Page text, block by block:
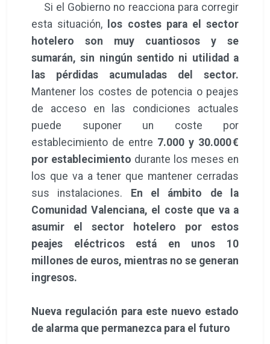
Si el Gobierno no reacciona para corregir
esta situación,
los costes para el sector
hotelero son muy cuantiosos y se
sumarán, sin ningún sentido ni utilidad a
las pérdidas acumuladas del sector.
Mantener los costes de potencia o peajes
de acceso en las condiciones actuales
puede suponer un coste por
establecimiento de entre 7.000 y 30.000 €
por establecimiento durante los meses en
los que va a tener que mantener cerradas
sus instalaciones. En el ámbito de la
Comunidad Valenciana, el coste que va a
asumir el sector hotelero por estos
peajes eléctricos está en unos 10
millones de euros, mientras no se generan
ingresos.
Nueva regulación para este nuevo estado
de alarma que permanezca para el futuro